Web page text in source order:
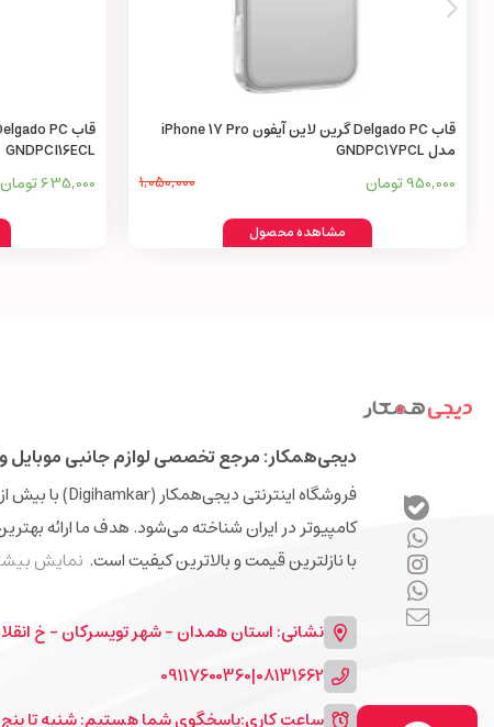
قاب Delgado PC گرین لاین آیفون iPhone 17 Pro
مدل GNDPC17PCL
950,000 تومان 1,050,000
مشاهده محصول
GNDPCI16ECL
635,000 تومان
دیجی‌همکار: مرجع تخصصی لوازم جانبی موبایل و
کامپیوتر در ایران شناخته می‌شود. هدف ما ارائه
با نازلترین قیمت و بالاترین کیفیت است. نمایش
نشانی: استان همدان - شهر تویسرکان - خ
08131662
|
09117600360
ساعت کاری:پاسخگوی شما هستیم: شنبه تا پنج شنبه 9 الی 13 و